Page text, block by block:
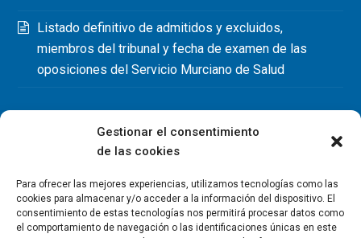
Gestionar el consentimiento
de las cookies
Para ofrecer las mejores experiencias, utilizamos tecnologías como las
cookies para almacenar y/o acceder a la información del dispositivo. El
consentimiento de estas tecnologías nos permitirá procesar datos como
el comportamiento de navegación o las identificaciones únicas en este
Listado definitivo de admitidos y excluidos,
miembros del tribunal y fecha de examen de las
oposiciones del Servicio Murciano de Salud